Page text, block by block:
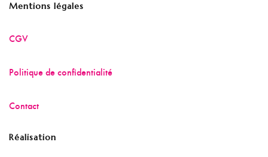
Mentions légales
CGV
Politique de confidentialité
Contact
Réalisation